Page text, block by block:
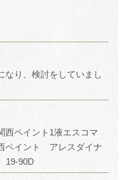
なり、検討をしていまし
西ペイント1液エスコマ
ペイント アレスダイナ
19-90D